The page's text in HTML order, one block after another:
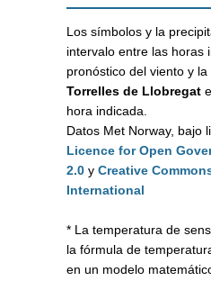
Los símbolos y la
intervalo entre las horas
pronóstico del viento y
Torrelles de Llobregat
hora indicada.
Datos Met Norway, bajo
Licence for Open
2.0 y Creative
International
* La temperatura de
la fórmula de
en un modelo